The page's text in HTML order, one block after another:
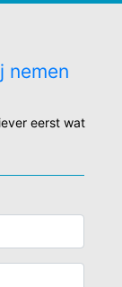
nemen
eerst wat